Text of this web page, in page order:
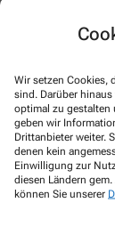
Wir setzen Cookies,
sind. Darüber
optimal zu gestalten
geben wir
Drittanbieter weiter.
denen kein
Einwilligung zur
diesen Ländern
können Sie unserer